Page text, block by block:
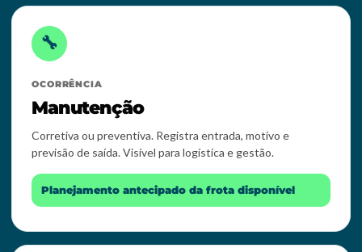
🔧
OCORRÊNCIA
Manutenção
Corretiva ou preventiva. Registra entrada, motivo e
previsão de saída. Visível para logística e gestão.
Planejamento antecipado da frota disponível